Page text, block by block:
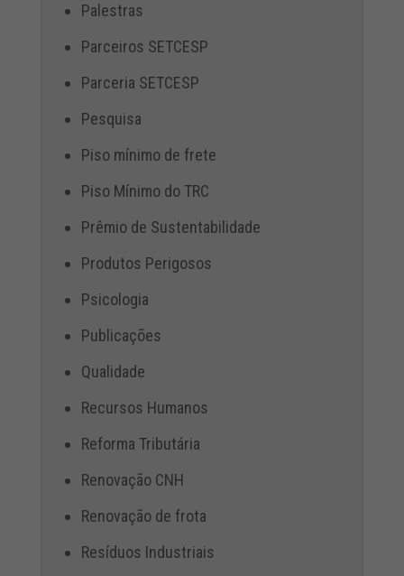
Palestras
Parceiros SETCESP
Parceria SETCESP
Pesquisa
Piso mínimo de frete
Piso Mínimo do TRC
Prêmio de Sustentabilidade
Produtos Perigosos
Psicologia
Publicações
Qualidade
Recursos Humanos
Reforma Tributária
Renovação CNH
Renovação de frota
Resíduos Industriais